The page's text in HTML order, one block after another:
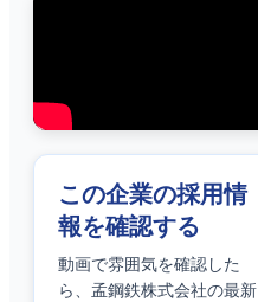
この企業の採用情
報を確認する
動画で雰囲気を確認した
ら、 孟鋼鉄株式会社の最新